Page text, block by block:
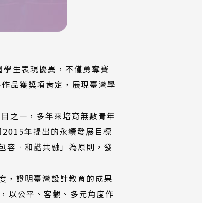
生表現優異，不僅勇奪賽
品獲獎項肯定，展現臺灣學
之一，多年來培育無數青年
年提出的永續發展目標
．和諧共融」為原則，發
，證明臺灣設計教育的成果
以公平、客觀、多元角度作